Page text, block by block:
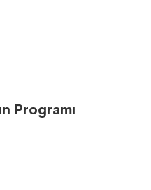
Programı